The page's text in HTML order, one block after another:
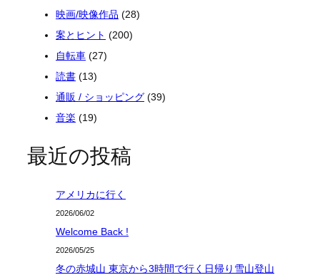
映画/映像作品 (28)
案とヒント (200)
自転車 (27)
読書 (13)
通販 / ショッピング (39)
音楽 (19)
最近の投稿
アメリカに行く
2026/06/02
Welcome Back !
2026/05/25
冬の赤城山 東京から3時間で行く日帰り雪山登山